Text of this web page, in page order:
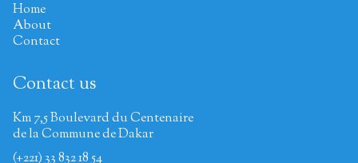
Home
About
Contact
Contact us
Km 7,5 Boulevard du Centenaire
de la Commune de Dakar
(+221) 33 832 18 54